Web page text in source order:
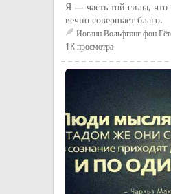
Я — часть той силы, что
вечно совершает благо.
Иоганн Вольфганг фон
1K просмотра